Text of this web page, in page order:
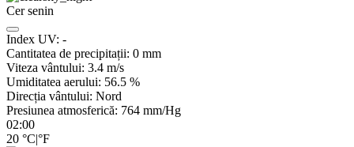
Cer senin
Index UV: -
Cantitatea de precipitații: 0 mm
Viteza vântului: 3.4 m/s
Umiditatea aerului: 56.5 %
Direcția vântului: Nord
Presiunea atmosferică: 764 mm/Hg
02:00
20 °C|°F